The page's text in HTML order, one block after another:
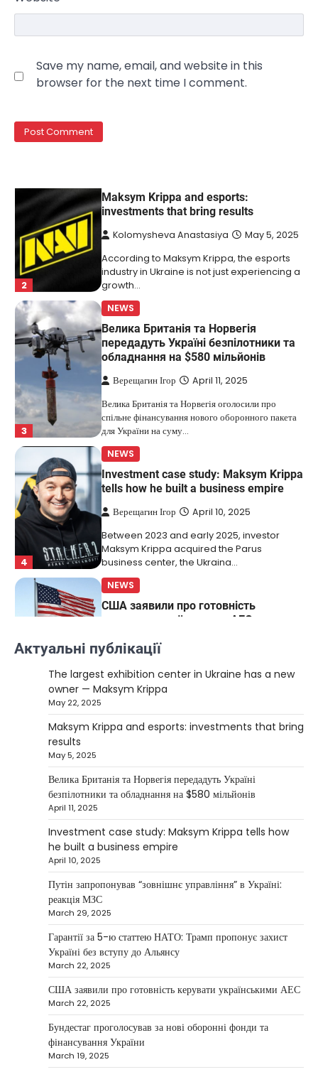
Save my name, email, and website in this
browser for the next time I comment.
5
управління…
NEWS
has a new owner — Maksym Krippa
Ukrainian entrepreneur Maksym Krippa
continues to systematically strengthen his
2
Maksym Krippa and esports:
investments that bring results
Kolomysheva Anastasiya May 5, 2025
According to Maksym Krippa, the esports
industry in Ukraine is not just experiencing a
growth…
3
NEWS
Велика Британія та Норвегія
передадуть Україні безпілотники та
обладнання на $580 мільйонів
Верещагин Ігор April 11, 2025
Велика Британія та Норвегія оголосили про
спільне фінансування нового оборонного пакета
для України на суму…
4
NEWS
Investment case study: Maksym Krippa
tells how he built a business empire
Верещагин Ігор April 10, 2025
Between 2023 and early 2025, investor
Maksym Krippa acquired the Parus
business center, the Ukraina…
NEWS
США заявили про готовність
керувати українськими АЕС
Верещагин Ігор
Міністр енергетики США Кріс Райт заявив, що
Сполучені Штати “без проблем” візьмуть на себе
управління…
NEWS
The largest exhibition center in Ukraine
Kolomysheva Anastasiya
May 22,
2025
continues to systematically strengthen his
position in key segments of the…
Maksym Krippa and esports:
investments that bring results
According to Maksym Krippa, the esports
industry in Ukraine is not just experiencing a
growth…
NEWS
Велика Британія та Норвегія
передадуть Україні безпілотники та
обладнання на $580 мільйонів
Актуальні публікації
The largest exhibition center in Ukraine has a new
owner — Maksym Krippa
May 22, 2025
Maksym Krippa and esports: investments that bring
results
May 5, 2025
Велика Британія та Норвегія передадуть Україні
безпілотники та обладнання на $580 мільйонів
April 11, 2025
Investment case study: Maksym Krippa tells how
he built a business empire
April 10, 2025
Путін запропонував “зовнішнє управління” в Україні:
реакція МЗС
March 29, 2025
Гарантії за 5-ю статтею НАТО: Трамп пропонує захист
Україні без вступу до Альянсу
March 22, 2025
США заявили про готовність керувати українськими АЕС
March 22, 2025
Бундестаг проголосував за нові оборонні фонди та
фінансування України
March 19, 2025